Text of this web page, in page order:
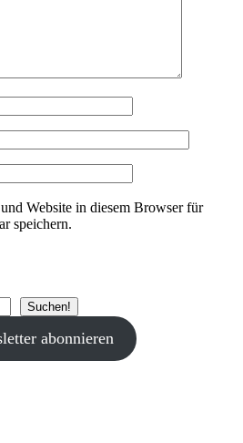
Website in diesem Browser für
speichern.
Suchen!
abonnieren